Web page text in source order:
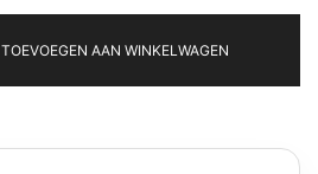
TOEVOEGEN AAN WINKELWAGEN